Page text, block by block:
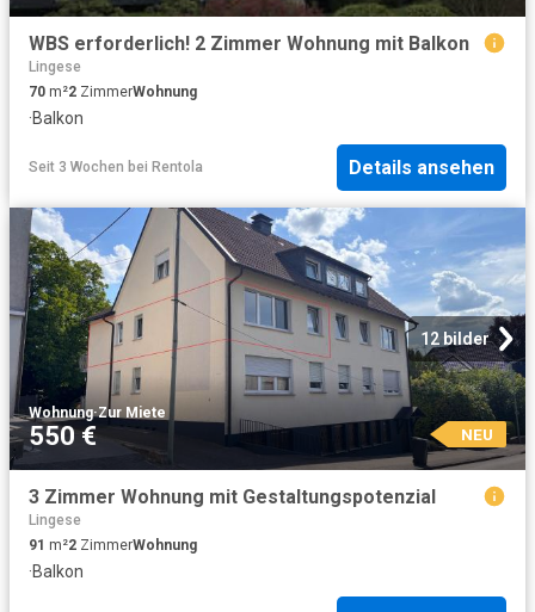
WBS erforderlich! 2 Zimmer Wohnung mit Balkon
Lingese
70 m²2 ZimmerWohnung
·Balkon
Seit 3 Wochen bei Rentola Details ansehen
12 bilder
Wohnung·Zur Miete
550 € NEU
3 Zimmer Wohnung mit Gestaltungspotenzial
Lingese
91 m²2 ZimmerWohnung
·Balkon